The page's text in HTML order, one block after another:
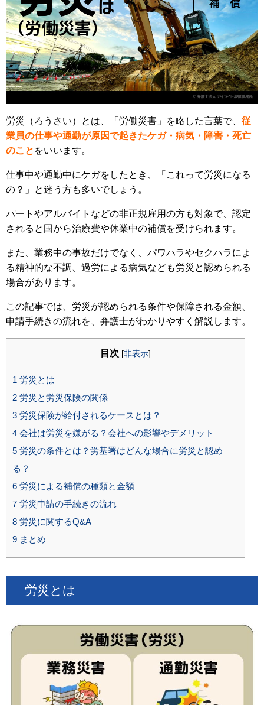
労災（ろうさい）とは、「労働災害」を略した言葉で、 従
業員の仕事や通勤が原因で起きたケガ・病気・障害・死亡
のこと をいいます。
仕事中や通勤中にケガをしたとき、「これって労災になる
の？」と迷う方も多いでしょう。
パートやアルバイトなどの非正規雇用の方も対象で、認定
されると国から治療費や休業中の補償を受けられます。
また、業務中の事故だけでなく、パワハラやセクハラによ
る精神的な不調、過労による病気なども労災と認められる
場合があります。
この記事では、労災が認められる条件や保障される金額、
申請手続きの流れを、弁護士がわかりやすく解説します。
目次 [非表示]
1 労災とは
2 労災と労災保険の関係
3 労災保険が給付されるケースとは？
4 会社は労災を嫌がる？会社への影響やデメリット
5 労災の条件とは？労基署はどんな場合に労災と認め
る？
6 労災による補償の種類と金額
7 労災申請の手続きの流れ
8 労災に関するQ&A
9 まとめ
労災とは